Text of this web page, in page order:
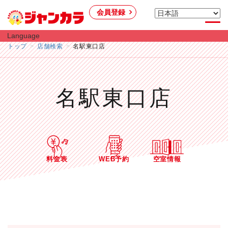
会員登録
Language
トップ 店舗検索 名駅東口店
名駅東口店
料金表 WEB予約 空室情報